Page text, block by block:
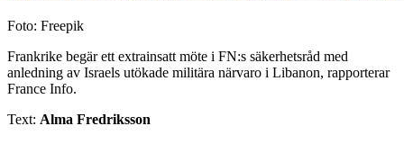
Foto: Freepik
Frankrike begär ett extrainsatt möte i FN:s säkerhetsråd med
anledning av Israels utökade militära närvaro i Libanon, rapporterar
France Info.
Text: Alma Fredriksson